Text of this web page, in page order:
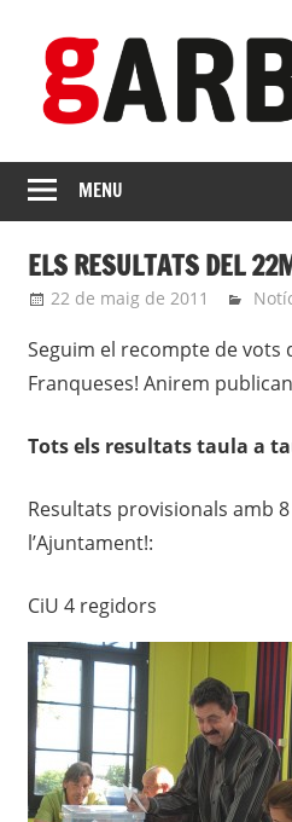
content
Independent
de
Franqueses
MENU
ELS RESULTATS DEL
22 de maig de 2011
Seguim el recompte de vots
Franqueses! Anirem
Tots els resultats taula a
Resultats provisionals amb
l’Ajuntament!:
CiU 4 regidors